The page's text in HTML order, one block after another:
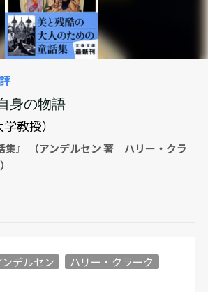
身の物語
学教授）
集』 （アンデルセン 著 ハリー・クラ
ンデルセン
ハリー・クラーク